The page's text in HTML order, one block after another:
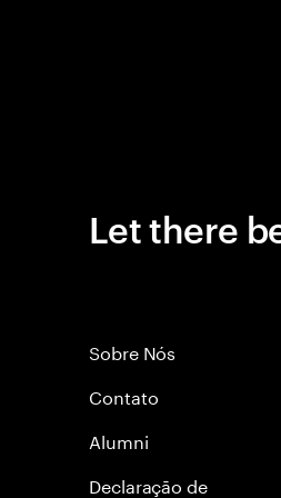
Let there
Sobre Nós
Contato
Alumni
Declaraçāo de